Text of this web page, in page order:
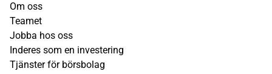
Om oss
Teamet
Jobba hos oss
Inderes som en investering
Tjänster för börsbolag